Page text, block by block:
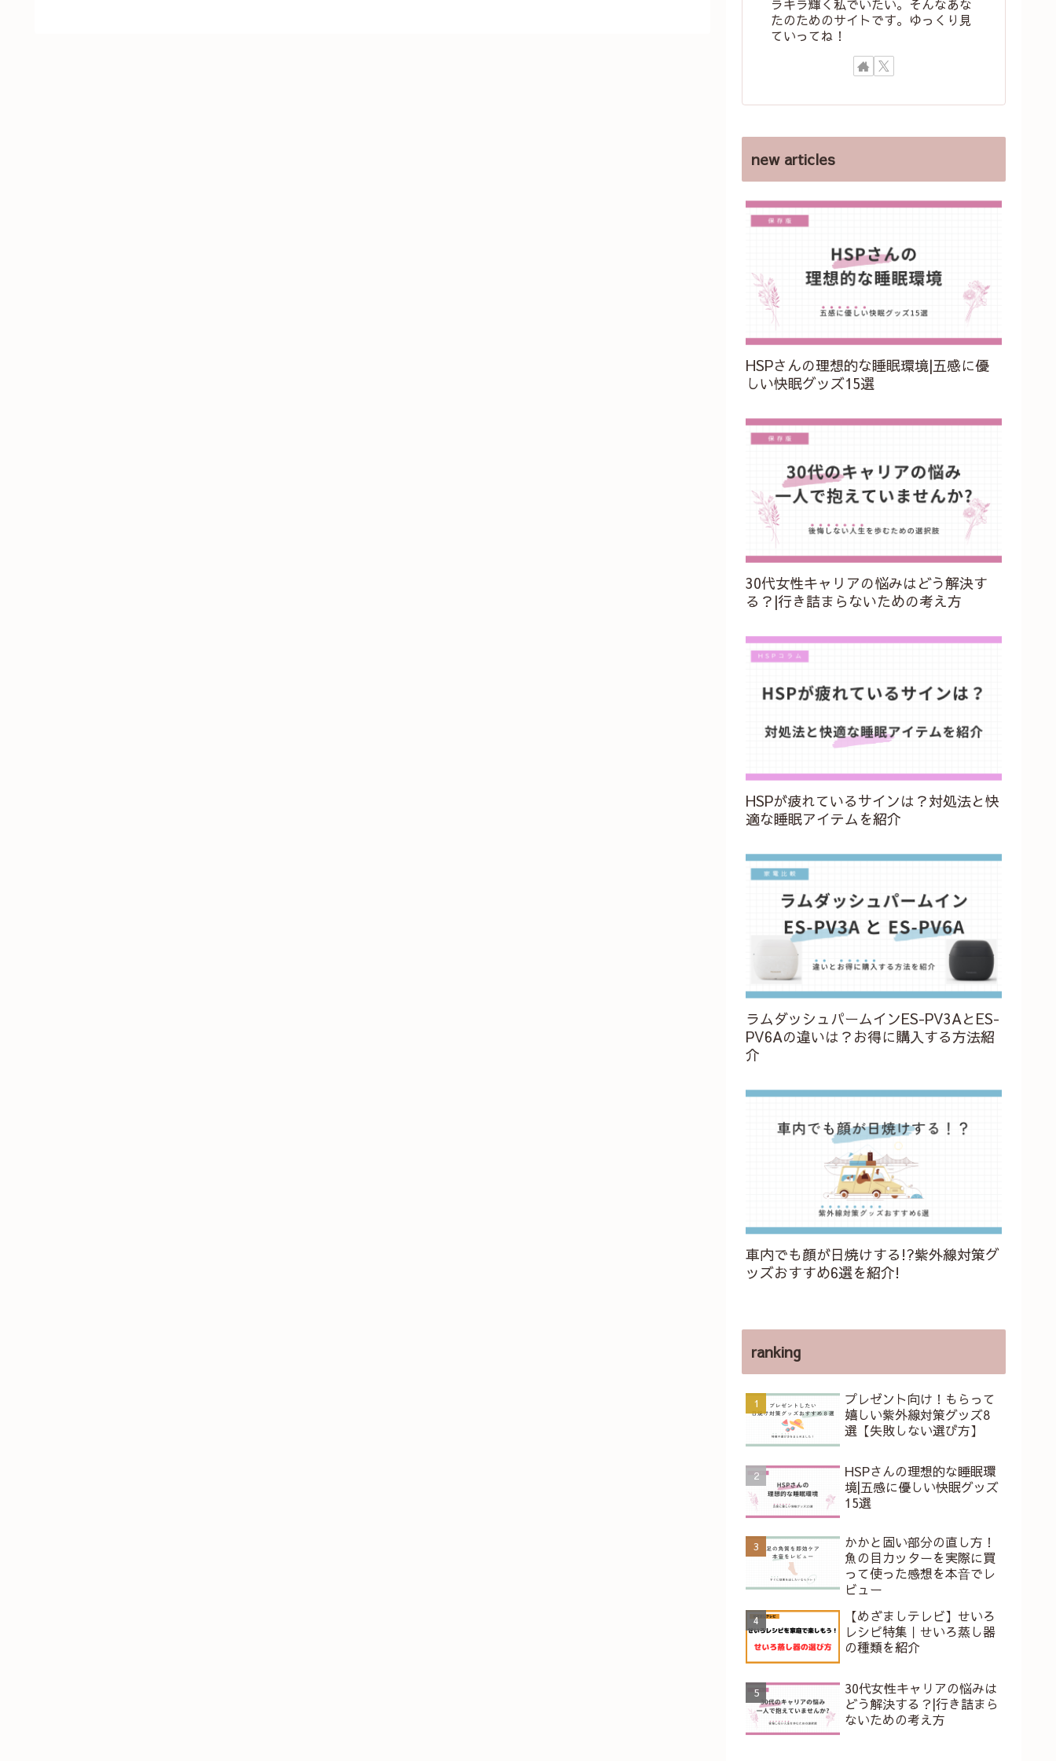
ラキラ輝く私でいたい。そんなあな
たのためのサイトです。ゆっくり見
ていってね！
new articles
HSPさんの理想的な睡眠環境|五感に優
しい快眠グッズ15選
30代女性キャリアの悩みはどう解決す
る？|行き詰まらないための考え方
HSPが疲れているサインは？対処法と快
適な睡眠アイテムを紹介
ラムダッシュパームインES-PV3AとES-
PV6Aの違いは？お得に購入する方法紹
介
車内でも顔が日焼けする!?紫外線対策グ
ッズおすすめ6選を紹介!
ranking
プレゼント向け！もらって
嬉しい紫外線対策グッズ8
選【失敗しない選び方】
HSPさんの理想的な睡眠環
境|五感に優しい快眠グッズ
15選
かかと固い部分の直し方！
魚の目カッターを実際に買
って使った感想を本⾳でレ
ビュー
【めざましテレビ】せいろ
レシピ特集｜せいろ蒸し器
の種類を紹介
30代女性キャリアの悩みは
どう解決する？|行き詰まら
ないための考え方